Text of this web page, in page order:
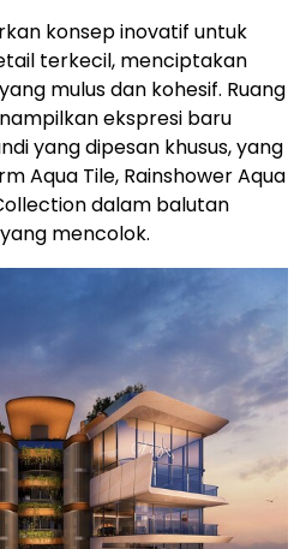
konsep inovatif untuk
terkecil, menciptakan
mulus dan kohesif. Ruang
ekspresi baru
yang dipesan khusus, yang
Aqua Tile, Rainshower Aqua
dalam balutan
mencolok.